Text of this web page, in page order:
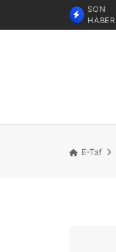
SON
HABER
E-Taf